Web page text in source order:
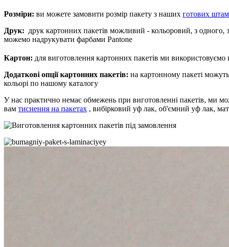
Розміри: ви можете замовити розмір пакету з наших готових
Друк: друк картонних пакетів можливий - кольоровий, з одного,
можемо надрукувати фарбами Pantone
Картон: для виготовлення картонних пакетів ми
Додаткові опції картонних пакетів: на картонному пакеті
кольорі по нашому каталогу
У нас практично немає обмежень при виготовленні пакетів, ми
вам тиснення на пакетах , вибірковий уф лак, об'ємний уф лак,